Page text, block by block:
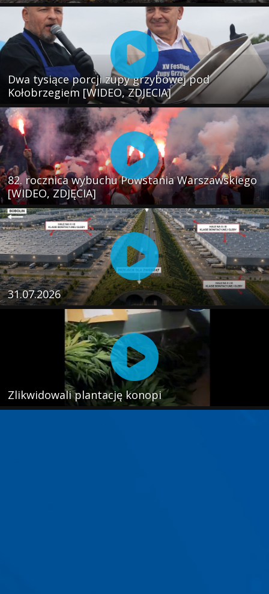
Dwa tysiące porcji zupy grzybowej pod
Kołobrzegiem [WIDEO, ZDJECIA]
82. rocznica wybuchu Powstania Warszawskiego
[WIDEO, ZDJĘCIA]
31.07.2026
Zlikwidowali plantację konopi